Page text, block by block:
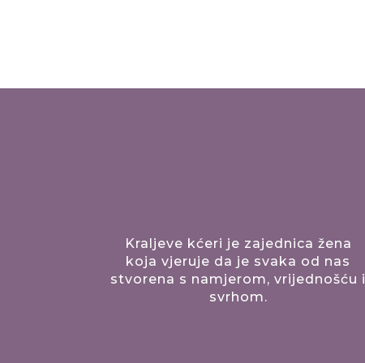
Kraljeve kćeri je zajednica žena
koja vjeruje da je svaka od nas
stvorena s namjerom, vrijednošću i
svrhom.